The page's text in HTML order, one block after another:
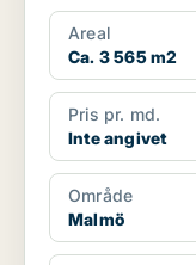
Areal
Ca. 3 565 m2
Pris pr. md.
Inte angivet
Område
Malmö